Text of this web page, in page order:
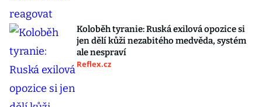
Koloběh tyranie: Ruská exilová opozice si
jen dělí kůži nezabitého medvěda, systém
ale nespraví
Reflex.cz